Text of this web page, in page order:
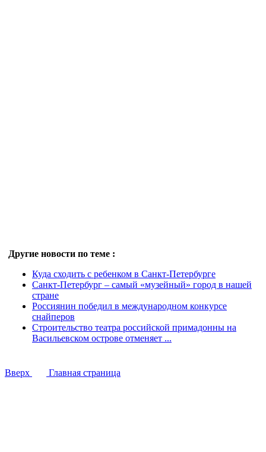
Другие новости по теме :
Куда сходить с ребенком в Санкт-Петербурге
Санкт-Петербург – самый «музейный» город в нашей
стране
Россиянин победил в международном конкурсе
снайперов
Строительство театра российской примадонны на
Васильевском острове отменяет ...
Вверх Главная страница